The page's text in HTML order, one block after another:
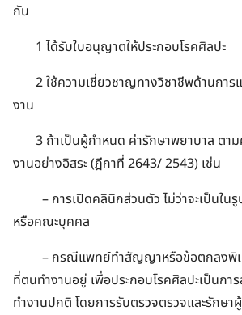
กัน
1 ได้รับใบอนุญาตให้ประกอบโรคศิลปะ
2 ใช้ความเชี่ยวชาญทางวิชาชีพด้านการ
งาน
3 ถ้าเป็นผู้กำหนด ค่ารักษาพยาบาล ตาม
งานอย่างอิสระ (ฎีกาที่ 2643/ 2543) เช่น
– การเปิดคลินิกส่วนตัว ไม่ว่าจะเป็นใน
หรือคณะบุคคล
– กรณีแพทย์ทำสัญญาหรือข้อตกลงพิเ
ที่ตนทำงานอยู่ เพื่อประกอบโรคศิลปะเป็นกา
ทำงานปกติ โดยการรับตรวจตรวจและรักษ